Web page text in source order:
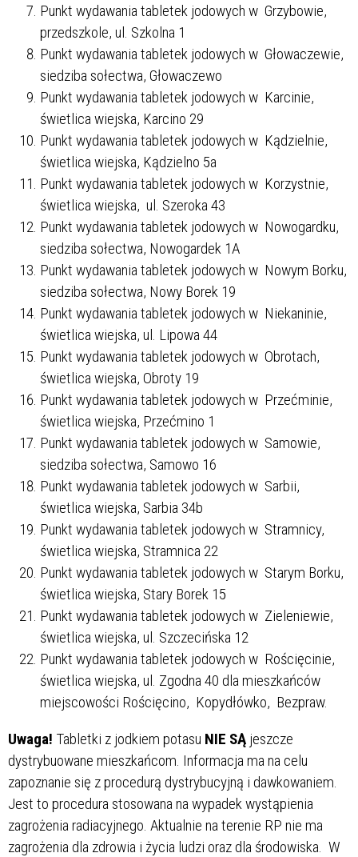
Punkt wydawania tabletek jodowych w Grzybowie,
przedszkole, ul. Szkolna 1
Punkt wydawania tabletek jodowych w Głowaczewie,
siedziba sołectwa, Głowaczewo
Punkt wydawania tabletek jodowych w Karcinie,
świetlica wiejska, Karcino 29
Punkt wydawania tabletek jodowych w Kądzielnie,
świetlica wiejska, Kądzielno 5a
Punkt wydawania tabletek jodowych w Korzystnie,
świetlica wiejska, ul. Szeroka 43
Punkt wydawania tabletek jodowych w Nowogardku,
siedziba sołectwa, Nowogardek 1A
Punkt wydawania tabletek jodowych w Nowym Borku,
siedziba sołectwa, Nowy Borek 19
Punkt wydawania tabletek jodowych w Niekaninie,
świetlica wiejska, ul. Lipowa 44
Punkt wydawania tabletek jodowych w Obrotach,
świetlica wiejska, Obroty 19
Punkt wydawania tabletek jodowych w Przećminie,
świetlica wiejska, Przećmino 1
Punkt wydawania tabletek jodowych w Samowie,
siedziba sołectwa, Samowo 16
Punkt wydawania tabletek jodowych w Sarbii,
świetlica wiejska, Sarbia 34b
Punkt wydawania tabletek jodowych w Stramnicy,
świetlica wiejska, Stramnica 22
Punkt wydawania tabletek jodowych w Starym Borku,
świetlica wiejska, Stary Borek 15
Punkt wydawania tabletek jodowych w Zieleniewie,
świetlica wiejska, ul. Szczecińska 12
Punkt wydawania tabletek jodowych w Rościęcinie,
świetlica wiejska, ul. Zgodna 40 dla mieszkańców
miejscowości Rościęcino, Kopydłówko, Bezpraw.
Uwaga! Tabletki z jodkiem potasu NIE SĄ jeszcze
dystrybuowane mieszkańcom. Informacja ma na celu
zapoznanie się z procedurą dystrybucyjną i dawkowaniem.
Jest to procedura stosowana na wypadek wystąpienia
zagrożenia radiacyjnego. Aktualnie na terenie RP nie ma
zagrożenia dla zdrowia i życia ludzi oraz dla środowiska. W